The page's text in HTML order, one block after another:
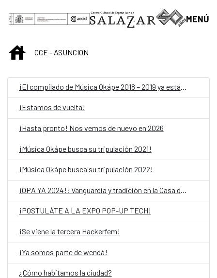
Saut au contenu principal
MENÚ
INICIOCCE - ASUNCION
¡Estamos de vuelta!
¡Hasta pronto! Nos vemos de nuevo en 2026
¡Música Okápe busca su tripulación 2021!
¡Música Okápe busca su tripulación 2022!
¡OPA YA 2024!: Vanguardia y tradición en la Casa del Bicentenario de las Artes Visuales
¡POSTULÁTE A LA EXPO POP-UP TECH!
¡Se viene la tercera Hackerfem!
¡Ya somos parte de wendá!
¿Cómo habitamos la ciudad?